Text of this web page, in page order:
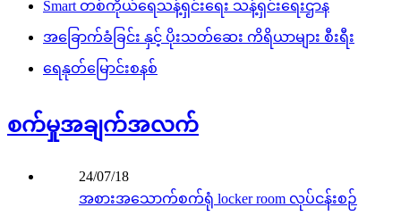
Smart တစ်ကိုယ်ရေသန့်ရှင်းရေး သန့်ရှင်းရေးဌာန
အခြောက်ခံခြင်း နှင့် ပိုးသတ်ဆေး ကိရိယာများ စီးရီး
ရေနုတ်မြောင်းစနစ်
စက်မှုအချက်အလက်
24/07/18
အစားအသောက်စက်ရုံ locker room လုပ်ငန်းစဉ်